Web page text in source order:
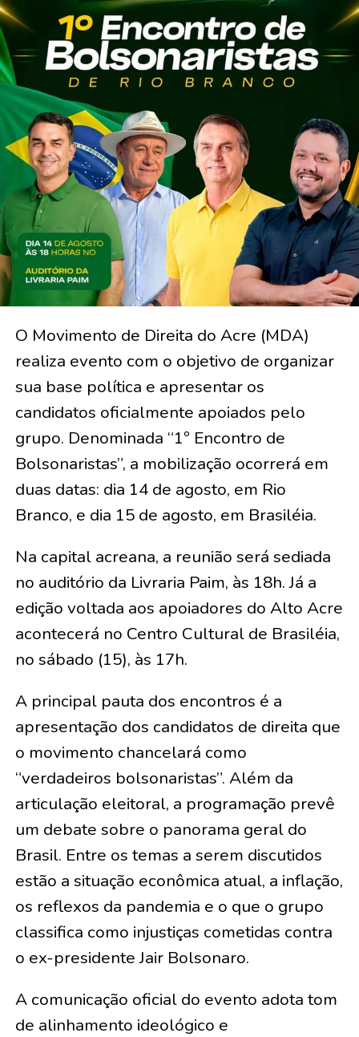
O Movimento de Direita do Acre (MDA)
realiza evento com o objetivo de organizar
sua base política e apresentar os
candidatos oficialmente apoiados pelo
grupo. Denominada “1º Encontro de
Bolsonaristas”, a mobilização ocorrerá em
duas datas: dia 14 de agosto, em Rio
Branco, e dia 15 de agosto, em Brasiléia.
Na capital acreana, a reunião será sediada
no auditório da Livraria Paim, às 18h. Já a
edição voltada aos apoiadores do Alto Acre
acontecerá no Centro Cultural de Brasiléia,
no sábado (15), às 17h.
A principal pauta dos encontros é a
apresentação dos candidatos de direita que
o movimento chancelará como
“verdadeiros bolsonaristas”. Além da
articulação eleitoral, a programação prevê
um debate sobre o panorama geral do
Brasil. Entre os temas a serem discutidos
estão a situação econômica atual, a inflação,
os reflexos da pandemia e o que o grupo
classifica como injustiças cometidas contra
o ex-presidente Jair Bolsonaro.
A comunicação oficial do evento adota tom
de alinhamento ideológico e